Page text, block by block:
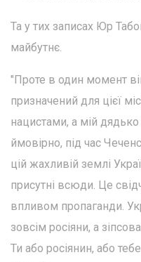
Та у тих записах Юр
майбутнє.
"Проте в один момент
призначений для цієї
нацистами, а мій
ймовірно, під час
цій жахливій землі
присутні всюди. Це
впливом пропаганди.
зовсім росіяни, а
Ти або росіянин, або